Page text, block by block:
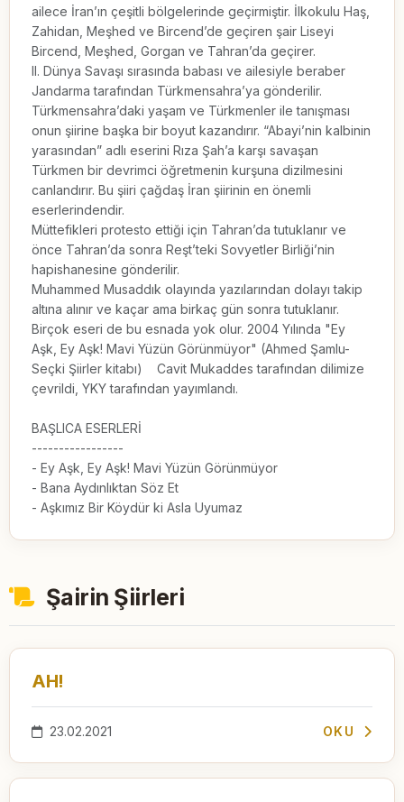
ailece İran’ın çeşitli bölgelerinde geçirmiştir. İlkokulu Haş,
Zahidan, Meşhed ve Bircend’de geçiren şair Liseyi
Bircend, Meşhed, Gorgan ve Tahran’da geçirer.
II. Dünya Savaşı sırasında babası ve ailesiyle beraber
Jandarma tarafından Türkmensahra’ya gönderilir.
Türkmensahra’daki yaşam ve Türkmenler ile tanışması
onun şiirine başka bir boyut kazandırır. “Abayi’nin kalbinin
yarasından” adlı eserini Rıza Şah’a karşı savaşan
Türkmen bir devrimci öğretmenin kurşuna dizilmesini
canlandırır. Bu şiiri çağdaş İran şiirinin en önemli
eserlerindendir.
Müttefikleri protesto ettiği için Tahran’da tutuklanır ve
önce Tahran’da sonra Reşt’teki Sovyetler Birliği’nin
hapishanesine gönderilir.
Muhammed Musaddık olayında yazılarından dolayı takip
altına alınır ve kaçar ama birkaç gün sonra tutuklanır.
Birçok eseri de bu esnada yok olur. 2004 Yılında "Ey
Aşk, Ey Aşk! Mavi Yüzün Görünmüyor" (Ahmed Şamlu-
Seçki Şiirler kitabı)    Cavit Mukaddes tarafından dilimize
çevrildi, YKY tarafından yayımlandı.
BAŞLICA ESERLERİ
-----------------
- Ey Aşk, Ey Aşk! Mavi Yüzün Görünmüyor
- Bana Aydınlıktan Söz Et
- Aşkımız Bir Köydür ki Asla Uyumaz
Şairin Şiirleri
AH!
23.02.2021 OKU